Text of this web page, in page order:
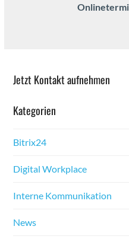
Jet­zt Kon­takt aufnehmen
Kat­e­gorien
Bitrix24
Dig­i­tal Work­place
Interne Kom­mu­nika­tion
News